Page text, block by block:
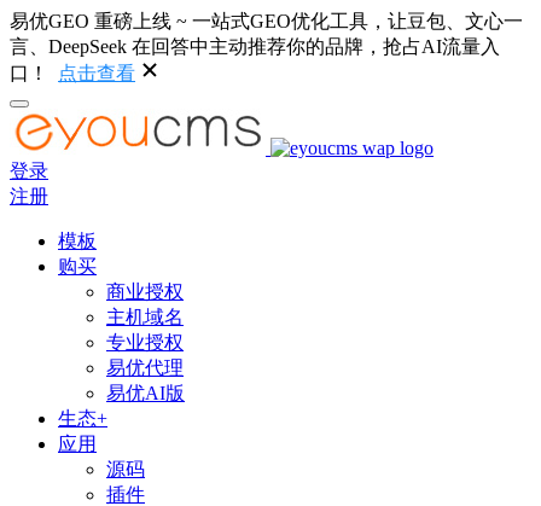
易优GEO 重磅上线 ~ 一站式GEO优化工具，让豆包、文心一
言、DeepSeek 在回答中主动推荐你的品牌，抢占AI流量入
口！
点击查看
登录
注册
模板
购买
商业授权
主机域名
专业授权
易优代理
易优AI版
生态+
应用
源码
插件